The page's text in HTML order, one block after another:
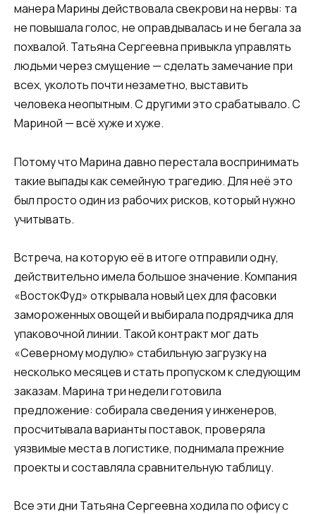
манера Марины действовала свекрови на нервы: та
не повышала голос, не оправдывалась и не бегала за
похвалой. Татьяна Сергеевна привыкла управлять
людьми через смущение — сделать замечание при
всех, уколоть почти незаметно, выставить
человека неопытным. С другими это срабатывало. С
Мариной — всё хуже и хуже.
Потому что Марина давно перестала воспринимать
такие выпады как семейную трагедию. Для неё это
был просто один из рабочих рисков, который нужно
учитывать.
Встреча, на которую её в итоге отправили одну,
действительно имела большое значение. Компания
«ВостокФуд» открывала новый цех для фасовки
замороженных овощей и выбирала подрядчика для
упаковочной линии. Такой контракт мог дать
«Северному модулю» стабильную загрузку на
несколько месяцев и стать пропуском к следующим
заказам. Марина три недели готовила
предложение: собирала сведения у инженеров,
просчитывала варианты поставок, проверяла
уязвимые места в логистике, поднимала прежние
проекты и составляла сравнительную таблицу.
Все эти дни Татьяна Сергеевна ходила по офису с